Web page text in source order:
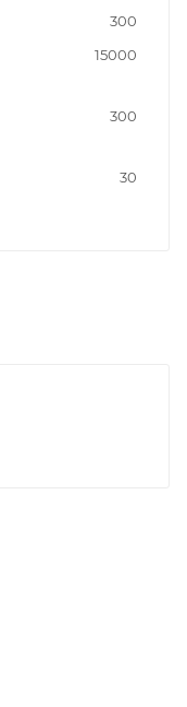
300
15000
300
30